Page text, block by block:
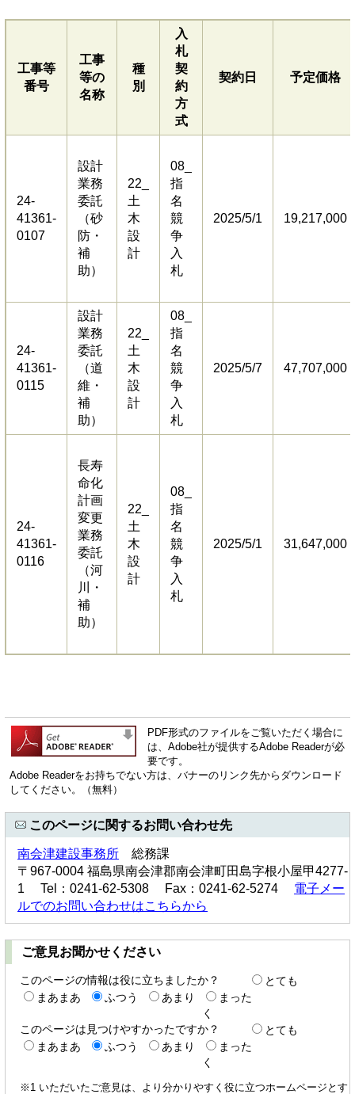
工事等
番号
工事
等の
名称
種
別
入
札
契
約
方
式
契約日 予定価格
24-
41361-
0107
設計
業務
委託
（砂
防・
補
助）
22_
土
木
設
計
08_
指
名
競
争
入
札
2025/5/1 19,217,000
24-
41361-
0115
設計
業務
委託
（道
維・
補
助）
22_
土
木
設
計
08_
指
名
競
争
入
札
2025/5/7 47,707,000
24-
41361-
0116
長寿
命化
計画
変更
業務
委託
（河
川・
補
助）
22_
土
木
設
計
08_
指
名
競
争
入
札
2025/5/1 31,647,000
PDF形式のファイルをご覧いただく場合に
は、Adobe社が提供するAdobe Readerが必
要です。
Adobe Readerをお持ちでない方は、バナーのリンク先からダウンロード
してください。（無料）
このページに関するお問い合わせ先
南会津建設事務所 総務課
〒967-0004 福島県南会津郡南会津町田島字根小屋甲4277-
1 Tel：0241-62-5308 Fax：0241-62-5274 電子メー
ルでのお問い合わせはこちらから
ご意見お聞かせください
このページの情報は役に立ちましたか？
とても
まあまあ
ふつう あまり
まった
く
このページは見つけやすかったですか？
とても
まあまあ
ふつう あまり
まった
く
※1 いただいたご意見は、より分かりやすく役に立つホームページとす